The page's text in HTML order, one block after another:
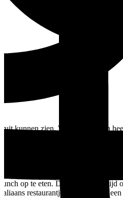
kunnen zien. Wat voor de één
op te eten. Daarna was het tijd
restaurantje. Ik koos voor een